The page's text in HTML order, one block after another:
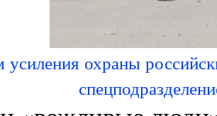
усиления охраны